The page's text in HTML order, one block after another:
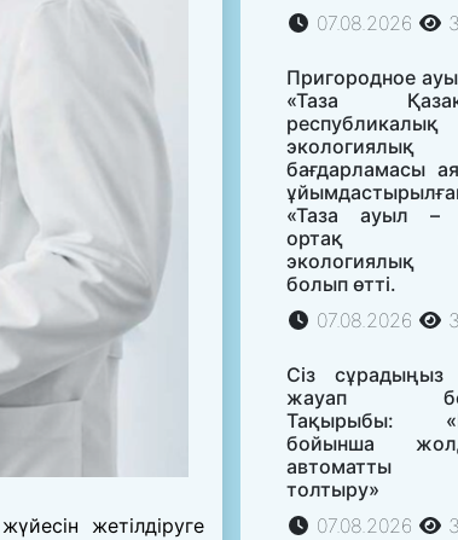
жетілдіруге
07.08.2026
Пригородное
«Таза
республикалық
экологиялық
бағдарламасы
«Таза ауыл –
ортақ
экологиялық
болып өтті.
07.08.2026
Сіз сұрадыңыз
жауап
Тақырыбы:
бойынша
автоматты
толтыру»
07.08.2026